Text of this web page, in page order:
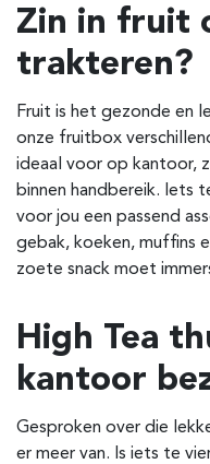
Zin in fruit
trakteren?
Fruit is het gezonde en
onze fruitbox
ideaal voor op kantoor,
binnen handbereik. Iets
voor jou een passend
gebak, koeken, muffins
zoete snack moet
High Tea
kantoor
Gesproken over die
er meer van. Is iets te